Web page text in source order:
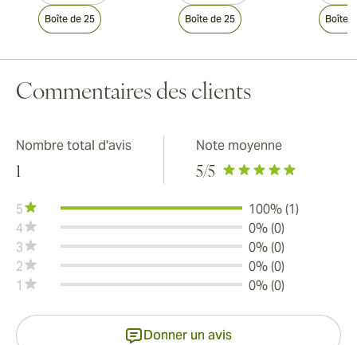
Boîte de 25 Boîte de 25 Boîte
Commentaires des clients
Nombre total d'avis
1
Note moyenne
5/5
5
100% (1)
4
0% (0)
3
0% (0)
2
0% (0)
1
0% (0)
Donner un avis